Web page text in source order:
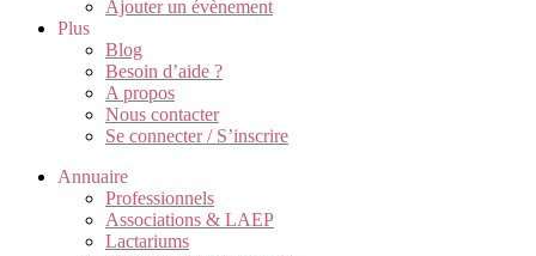
Ajouter un évènement
Plus
Blog
Besoin d’aide ?
A propos
Nous contacter
Se connecter / S’inscrire
Annuaire
Professionnels
Associations & LAEP
Lactariums